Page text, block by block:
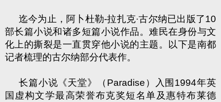
迄今为止，阿卜杜勒-拉扎克·古尔纳已出版了10
部长篇小说和诸多短篇小说作品。难民在身份与文
化上的撕裂是一直贯穿他小说的主题。以下是南都
记者梳理的古尔纳部分代表作。
长篇小说《天堂》（ Paradise ）入围 1994年英
国虚构文学最高荣誉布克奖短名单及惠特布莱德